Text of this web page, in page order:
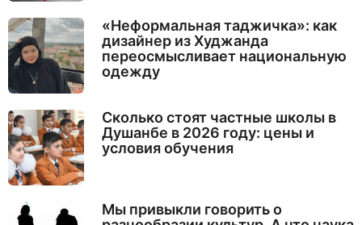
«Неформальная таджичка»: как
дизайнер из Худжанда
переосмысливает национальную
одежду
Сколько стоят частные школы в
Душанбе в 2026 году: цены и
условия обучения
Мы привыкли говорить о